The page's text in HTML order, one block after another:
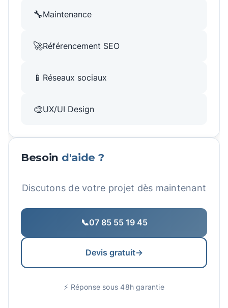
🔧Maintenance
🚀Référencement SEO
📱 Réseaux sociaux
🎨UX/UI Design
Besoin d'aide ?
Discutons de votre projet dès maintenant
📞07 85 55 19 45
Devis gratuit→
⚡ Réponse sous 48h garantie